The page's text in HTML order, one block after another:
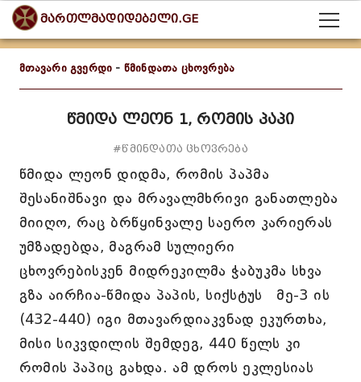
მართლმადიდებელი.GE
მთავარი გვერდი - წმინდათა ცხოვრება
წმიდა ლეონ 1, რომის პაპი
#წმინდათა ცხოვრება
წმიდა ლეონ დიდმა, რომის პაპმა
შესანიშნავი და მრავალმხრივი განათლება
მიიღო, რაც ბრწყინვალე საერო კარიერას
უმზადებდა, მაგრამ სულიერი
ცხოვრებისკენ მიდრეკილმა ჭაბუკმა სხვა
გზა აირჩია-წმიდა პაპის, სიქსტუს მე-3 ის
(432-440) იგი მთავარდიაკვნად ეკურთხა,
მისი სიკვდილის შემდეგ, 440 წელს კი
რომის პაპიც გახდა. ამ დროს ეკლესიას